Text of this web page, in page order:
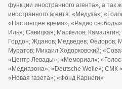
функции иностранного агента», а
иностранного агента: «Медуза»;
«Настоящее время»; «Радио
Илья; Савицкая; Маркелов;
Гордон; Жданов; Медведев; Федоров;
Муратов; Михаил Ходорковский;
«Центр Левады»; «Мемориал»;
«Медиазона»; «Deutsche Welle»; СМК
«Новая газета»; «Фонд Карнеги»